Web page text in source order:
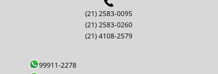
(21) 2583-0095
(21) 2583-0260
(21) 4108-2579
99911-2278